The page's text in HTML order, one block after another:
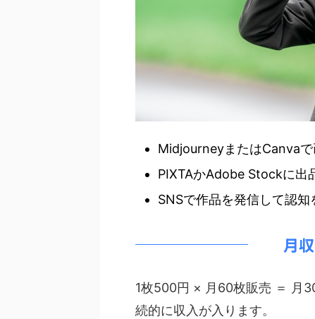
MidjourneyまたはCanva
PIXTAかAdobe Stockに出
SNSで作品を発信して認知
月
1枚500円 × 月60枚販売 ＝ 月
続的に収入が入ります。